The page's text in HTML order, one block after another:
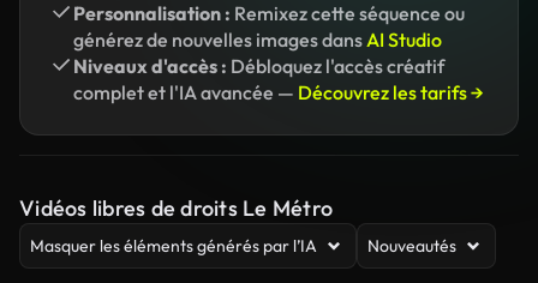
Personnalisation : Remixez cette séquence ou
générez de nouvelles images dansAI Studio
Niveaux d'accès : Débloquez l'accès créatif
complet et l'IA avancée — Découvrez les tarifs →
Vidéos libres de droits Le Métro
Masquer les éléments générés par l’IA Nouveautés